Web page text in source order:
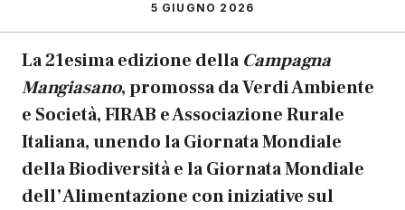
5 GIUGNO 2026
La 21esima edizione dellaCampagna
Mangiasano, promossa da Verdi Ambiente
e Società, FIRAB e Associazione Rurale
Italiana, unendo la Giornata Mondiale
della Biodiversità e la Giornata Mondiale
dell’Alimentazione con iniziative sul